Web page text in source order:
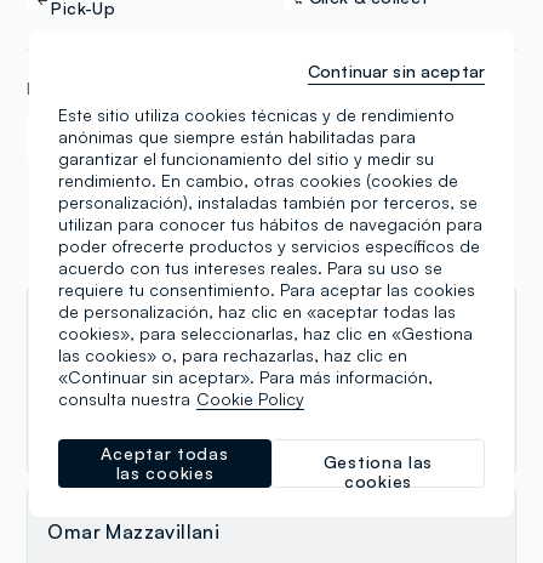
Pick-Up
FORMAS DE PAGO
Samsung Pay Apple Pay
Reseñas
Emanuele
11.07.2026
Complimenti alla commessa Natascia di Forlì ti
Omar Mazzavillani
Este sitio utiliza cookies técnicas y de rendimiento
anónimas que siempre están habilitadas para
garantizar el funcionamiento del sitio y medir su
rendimiento. En cambio, otras cookies (cookies de
personalización), instaladas también por terceros, se
utilizan para conocer tus hábitos de navegación para
poder ofrecerte productos y servicios específicos de
acuerdo con tus intereses reales. Para su uso se
requiere tu consentimiento. Para aceptar las cookies
de personalización, haz clic en «aceptar todas las
cookies», para seleccionarlas, haz clic en «Gestiona
las cookies» o, para rechazarlas, haz clic en
«Continuar sin aceptar». Para más información,
consulta nuestra Cookie Policy
Gestiona las
cookies
Aceptar todas
las cookies
Continuar sin aceptar